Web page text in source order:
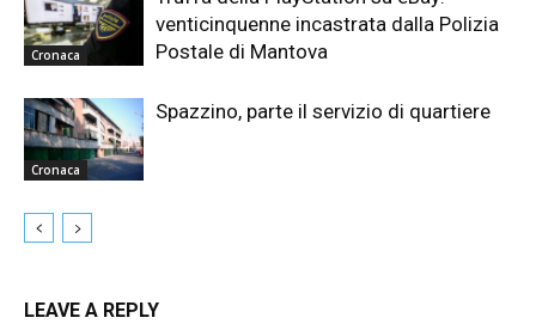
Cronaca
venticinquenne incastrata dalla Polizia
Postale di Mantova
Cronaca
Spazzino, parte il servizio di quartiere
LEAVE A REPLY